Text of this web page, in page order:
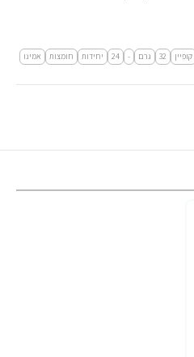
קופיין 32 גרם -
24 יחידות חומצות
אמינו